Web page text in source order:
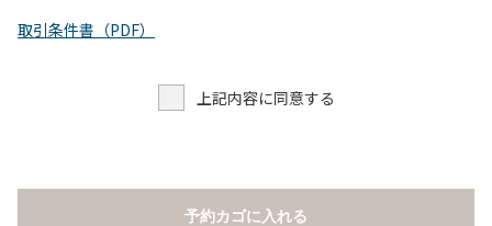
取引条件書（PDF）
上記内容に同意する
予約カゴに入れる